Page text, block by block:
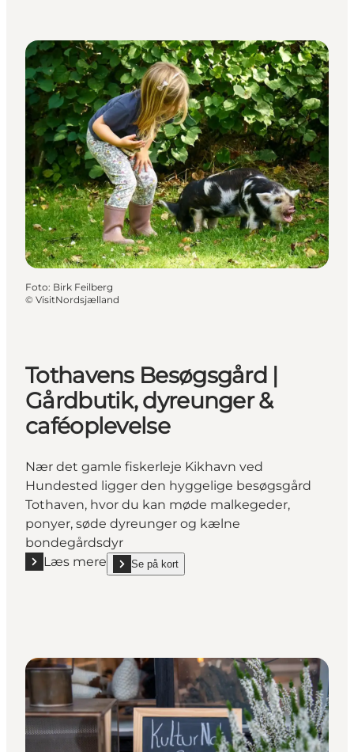
Foto: Birk Feilberg
© VisitNordsjælland
Tothavens Besøgsgård |
Gårdbutik, dyreunger &
caféoplevelse
Nær det gamle fiskerleje Kikhavn ved
Hundested ligger den hyggelige besøgsgård
Tothaven, hvor du kan møde malkegeder,
ponyer, søde dyreunger og kælne
bondegårdsdyr
Læs mere
Læs mere "Tothavens Besøgsgård | Gårdbutik,
Se på kort
show Tothavens Besøgsgård | Gårdbutik,